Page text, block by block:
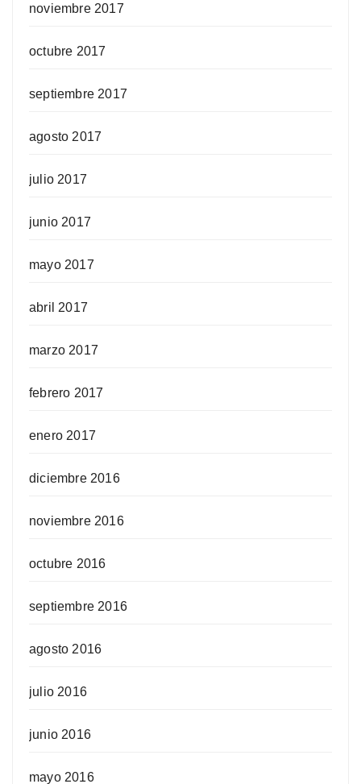
noviembre 2017
octubre 2017
septiembre 2017
agosto 2017
julio 2017
junio 2017
mayo 2017
abril 2017
marzo 2017
febrero 2017
enero 2017
diciembre 2016
noviembre 2016
octubre 2016
septiembre 2016
agosto 2016
julio 2016
junio 2016
mayo 2016